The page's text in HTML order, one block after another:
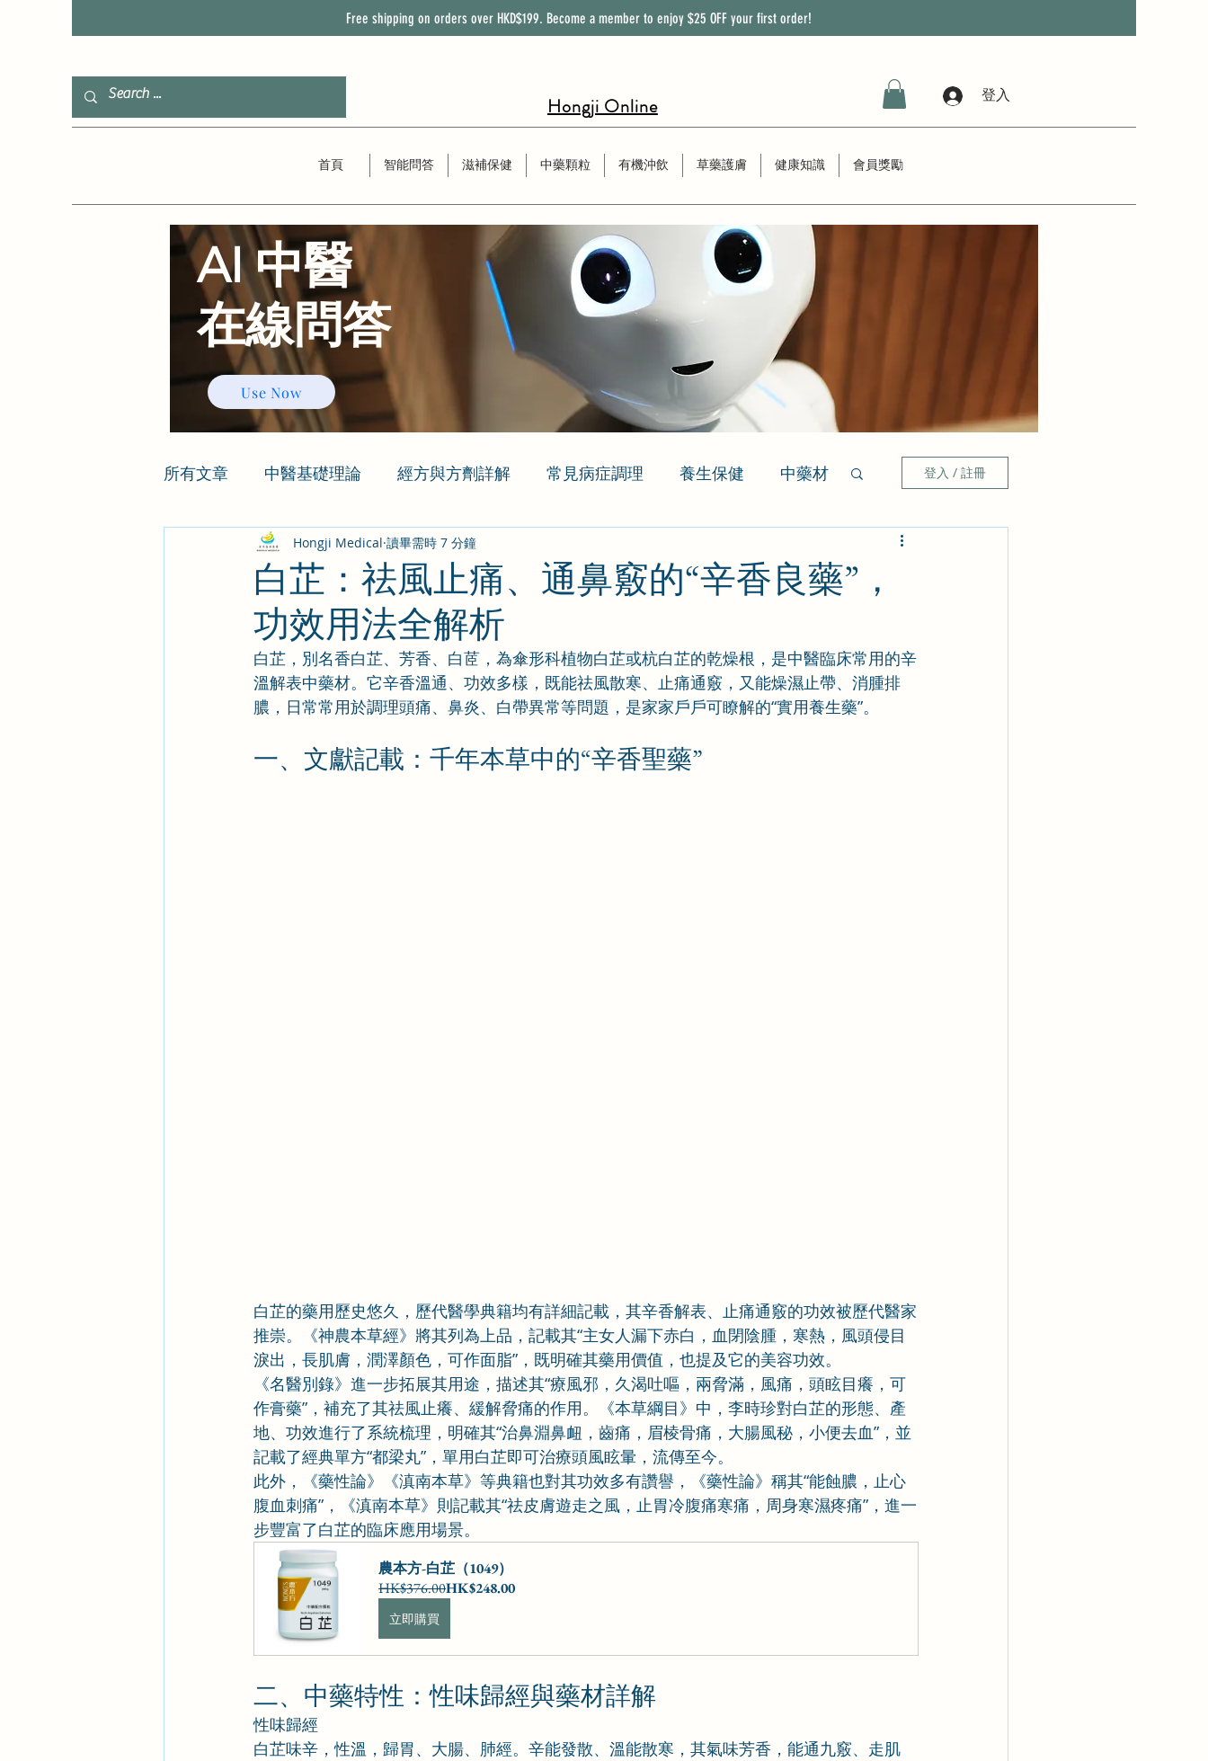
Free shipping on orders over HKD$199. Become a member to enjoy $25 OFF your first order!
Hongji Online 登入
首頁 智能問答 滋補保健 中藥顆粒 有機沖飲 草藥護膚 健康知識 會員獎勵
所有文章 中醫基礎理論 經方與方劑詳解 常見病症調理 養生保健 中藥材 登入 / 註冊
白芷：祛風止痛、通鼻竅的“辛香良藥”，
功效用法全解析
Hongji Medical 讀畢需時 7 分鐘
白芷，別名香白芷、芳香、白茝，為傘形科植物白芷或杭白芷的乾燥根，是中醫臨床常用的辛
溫解表中藥材。它辛香溫通、功效多樣，既能祛風散寒、止痛通竅，又能燥濕止帶、消腫排
膿，日常常用於調理頭痛、鼻炎、白帶異常等問題，是家家戶戶可瞭解的“實用養生藥”。
一、文獻記載：千年本草中的“辛香聖藥”
白芷的藥用歷史悠久，歷代醫學典籍均有詳細記載，其辛香解表、止痛通竅的功效被歷代醫家
推崇。《神農本草經》將其列為上品，記載其“主女人漏下赤白，血閉陰腫，寒熱，風頭侵目
淚出，長肌膚，潤澤顏色，可作面脂”，既明確其藥用價值，也提及它的美容功效。
《名醫別錄》進一步拓展其用途，描述其“療風邪，久渴吐嘔，兩脅滿，風痛，頭眩目癢，可
作膏藥”，補充了其祛風止癢、緩解脅痛的作用。《本草綱目》中，李時珍對白芷的形態、產
地、功效進行了系統梳理，明確其“治鼻淵鼻衄，齒痛，眉棱骨痛，大腸風秘，小便去血”，並
記載了經典單方“都梁丸”，單用白芷即可治療頭風眩暈，流傳至今。
此外，《藥性論》《滇南本草》等典籍也對其功效多有讚譽，《藥性論》稱其“能蝕膿，止心
腹血刺痛”，《滇南本草》則記載其“祛皮膚遊走之風，止胃冷腹痛寒痛，周身寒濕疼痛”，進一
步豐富了白芷的臨床應用場景。
農本方-白芷（1049）
HK$376.00HK$248.00
立即購買
二、中藥特性：性味歸經與藥材詳解
性味歸經
白芷味辛，性溫，歸胃、大腸、肺經。辛能發散、溫能散寒，其氣味芳香，能通九竅、走肌
Use Now
AI 中醫
​在線問答